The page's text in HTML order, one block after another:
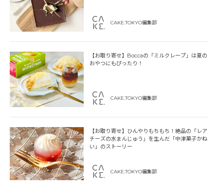
CAKE.TOKYO編集部
【お取り寄せ】Boccaの「ミルクレープ」は夏の
おやつにもぴったり！
CAKE.TOKYO編集部
【お取り寄せ】ひんやりもちもち！絶品の「レア
チーズの水まんじゅう」を生んだ「中津菓子かね
い」のストーリー
CAKE.TOKYO編集部